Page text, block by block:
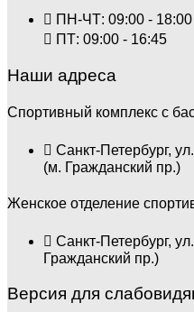
ПН-ЧТ: 09:00 - 18:00
ПТ: 09:00 - 16:45
Наши адреса
Спортивный комплекс с
Санкт-Петербург,
(м. Гражданский пр.)
Женское отделение
Санкт-Петербург,
Гражданский пр.)
Версия для